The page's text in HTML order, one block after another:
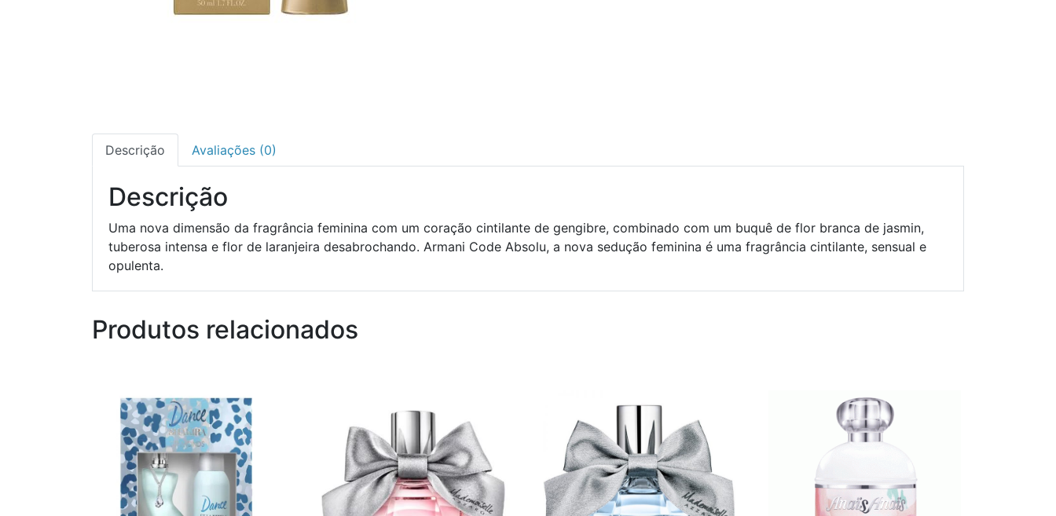
Descrição Avaliações (0)
Descrição
Uma nova dimensão da fragrância feminina com um coração cintilante de gengibre, combinado com um buquê de flor branca de jasmin,
tuberosa intensa e flor de laranjeira desabrochando. Armani Code Absolu, a nova sedução feminina é uma fragrância cintilante, sensual e
opulenta.
Produtos relacionados